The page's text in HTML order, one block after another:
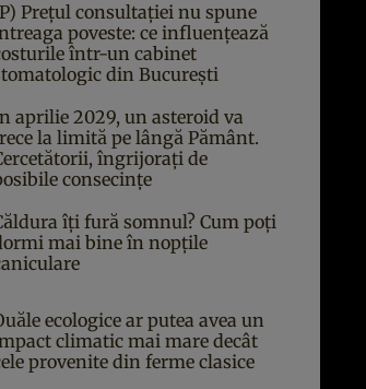
Prețul consultației nu spune
poveste: ce influențează
într-un cabinet
din București
aprilie 2029, un asteroid va
la limită pe lângă Pământ.
îngrijorați de
consecințe
îți fură somnul? Cum poți
mai bine în nopțile
ecologice ar putea avea un
climatic mai mare decât
provenite din ferme clasice